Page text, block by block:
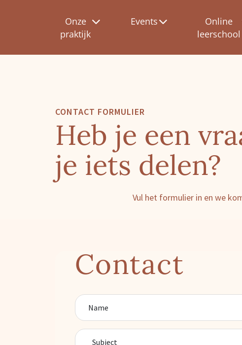
Onze
praktijk
Events
Online
leerschool
CONTACT FORMULIER
Heb je een
je iets delen?
Vul het formulier in en we
Contact